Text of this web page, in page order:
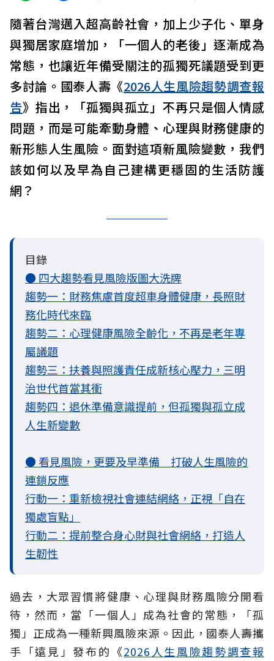
隨著台灣邁入超高齡社會，加上少子化、單身
與獨居家庭增加，「一個人的老後」逐漸成為
常態，也讓近年備受關注的孤獨死議題受到更
多討論。國泰人壽《2026人生風險趨勢調查報
告》指出，「孤獨與孤立」不再只是個人情感
問題，而是可能牽動身體、心理與財務健康的
新形態人生風險。面對這項新風險變數，我們
該如何以及早為自己建構更穩固的生活防護
網？
目錄
● 四大趨勢看見風險版圖大洗牌
趨勢一：財務焦慮首度超車身體健康，長照財
務化時代來臨
趨勢二：心理健康風險全齡化，不再是老年專
屬議題
趨勢三：扶養與照護責任成新核心壓力，三明
治世代首當其衝
趨勢四：退休準備意識提前，但孤獨與孤立成
人生新變數
● 看見風險，更要及早準備 打破人生風險的
連鎖反應
行動一：重新檢視社會連結網絡，正視「自在
獨處盲點」
行動二：提前整合身心財與社會網絡，打造人
生韌性
過去，大眾習慣將健康、心理與財務風險分開看
待，然而，當「一個人」成為社會的常態，「孤
獨」正成為一種新興風險來源。因此，國泰人壽攜
手「遠見」發布的《2026人生風險趨勢調查報